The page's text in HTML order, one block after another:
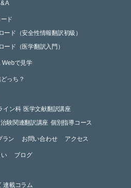
A
ド
ード（安全性情報翻訳初級）
ード（医学翻訳入門）
Webで見学
っち？
イン科 医学文献翻訳講座
治験関連翻訳講座 個別指導コース
ラン お問い合わせ アクセス
ブログ
連載コラム